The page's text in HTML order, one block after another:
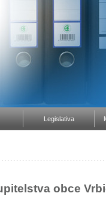
Legislativa
obce